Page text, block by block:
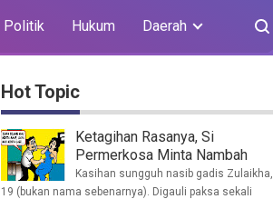
Politik Hukum Daerah
Hot Topic
Ketagihan Rasanya, Si
Permerkosa Minta Nambah
Kasihan sungguh nasib gadis Zulaikha,
19 (bukan nama sebenarnya). Digauli paksa sekali